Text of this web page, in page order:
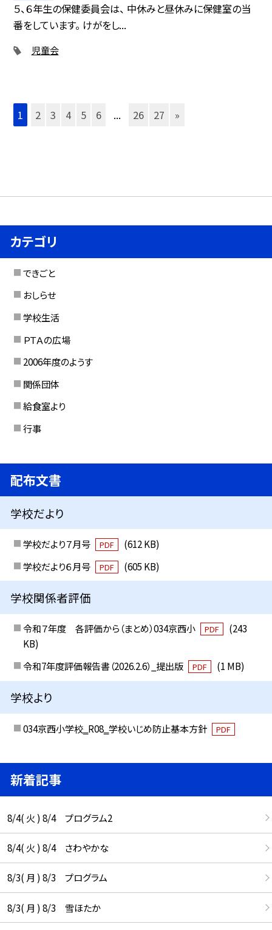
５、６年生の保健委員会は、 中休みと昼休みに保健室の当
番をしています。 けがをし...
児童会
1 2 3 4 5 6 ... 26 27 »
カテゴリ
できごと
おしらせ
学校生活
ＰＴＡの広場
2006年度のようす
関係団体
給食室より
行事
配布文書
学校だより
学校だより７月号 PDF
(612 KB)
学校だより６月号
PDF (605 KB)
学校関係者評価
令和７年度 各評価から（まとめ）034京西小 PDF
(243
KB)
令和7年度評価報告書（2026.2.6）_提出版
PDF (1 MB)
学校より
034京西小学校‗R08‗学校いじめ防止基本方針 PDF
新着記事
8/4( 火 ) 8/4 プログラム2
8/4( 火 ) 8/4 さわやかな
8/3( 月 ) 8/3 プログラム
8/3( 月 ) 8/3 雪ほたか